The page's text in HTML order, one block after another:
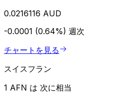
0.0216116 AUD
-0.0001 (0.64%) 週次
チャートを見る
スイスフラン
1 AFN は 次に相当